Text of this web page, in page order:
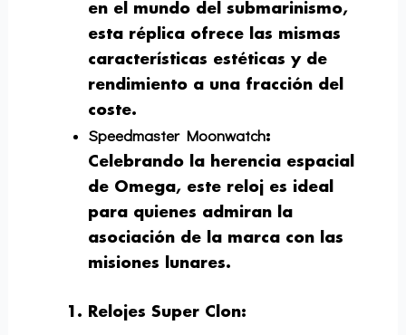
en el mundo del submarinismo,
esta réplica ofrece las mismas
características estéticas y de
rendimiento a una fracción del
coste.
Speedmaster Moonwatch:
Celebrando la herencia espacial
de Omega, este reloj es ideal
para quienes admiran la
asociación de la marca con las
misiones lunares.
Relojes Super Clon: